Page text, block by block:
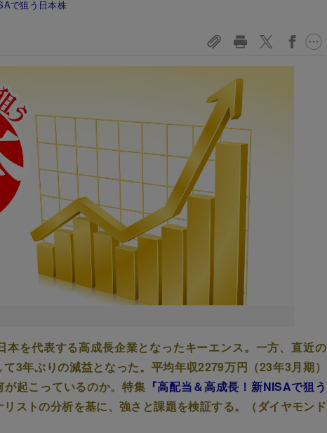
で狙う日本株
本を代表する高成長企業となったキーエンス。一方、直近の
3年ぶりの減益となった。平均年収2279万円（23年3月期）
起こっているのか。特集 『高配当＆高成長！新NISAで狙う
リストの分析を基に、強さと課題を検証する。（ダイヤモンド